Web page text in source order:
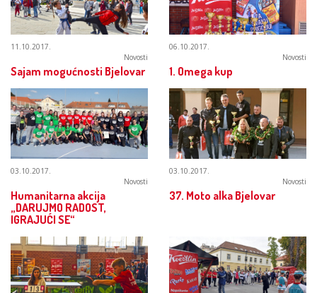
11.10.2017.
Novosti
Sajam mogućnosti Bjelovar
06.10.2017.
Novosti
1. Omega kup
03.10.2017.
Novosti
Humanitarna akcija
„DARUJMO RADOST,
IGRAJUĆI SE“
03.10.2017.
Novosti
37. Moto alka Bjelovar